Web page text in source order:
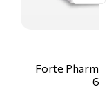
Forte Pharma